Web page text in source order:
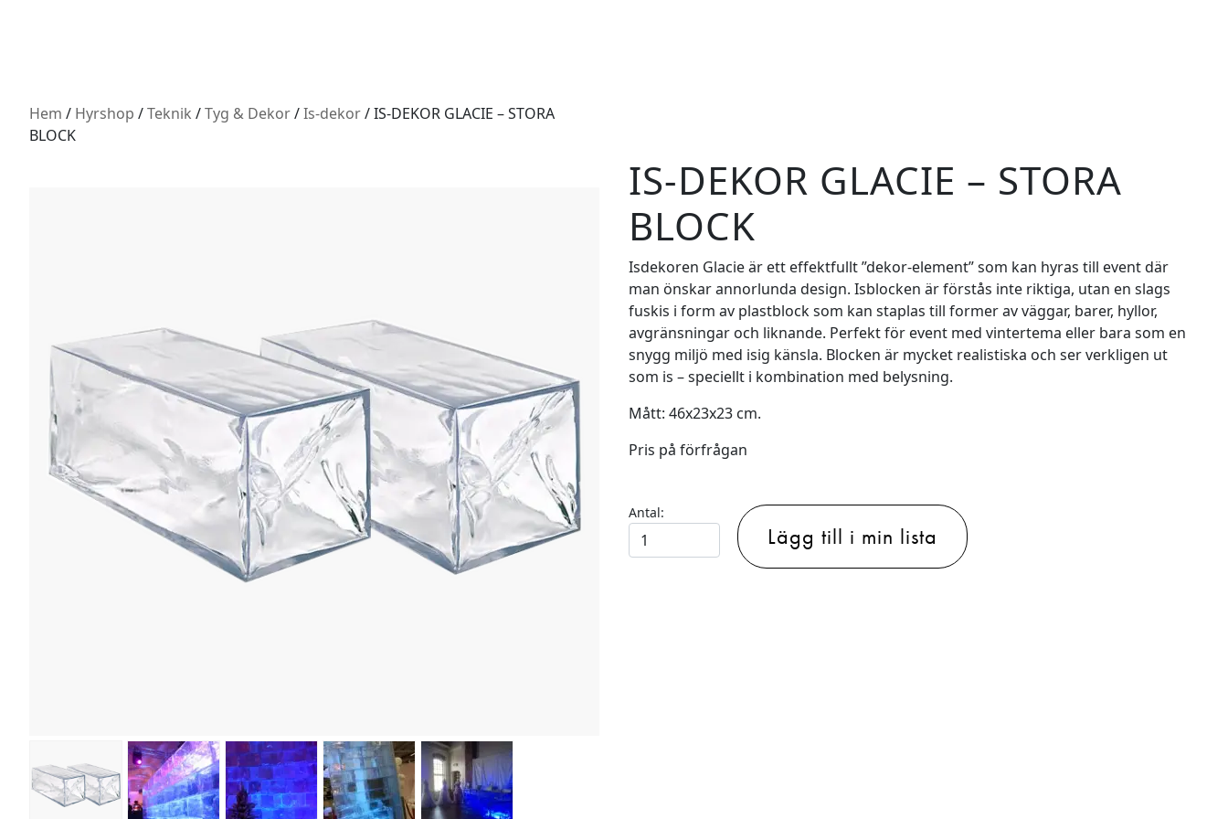
Hem / Hyrshop /Teknik /Tyg & Dekor/Is-dekor/ IS-DEKOR GLACIE – STORA
BLOCK
IS-DEKOR GLACIE – STORA
BLOCK
Isdekoren Glacie är ett effektfullt ”dekor-element” som kan hyras till event där
man önskar annorlunda design. Isblocken är förstås inte riktiga, utan en slags
fuskis i form av plastblock som kan staplas till former av väggar, barer, hyllor,
avgränsningar och liknande. Perfekt för event med vintertema eller bara som en
snygg miljö med isig känsla. Blocken är mycket realistiska och ser verkligen ut
som is – speciellt i kombination med belysning.
Mått: 46x23x23 cm.
Pris på förfrågan
Antal:
IS-
DEKOR
Lägg till i min lista